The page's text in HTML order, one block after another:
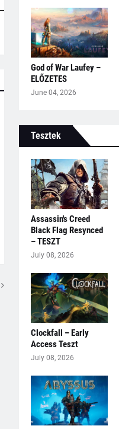
God of War Laufey –
ELŐZETES
June 04, 2026
Tesztek
Assassin's Creed
Black Flag Resynced
– TESZT
July 08, 2026
Clockfall – Early
Access Teszt
July 08, 2026